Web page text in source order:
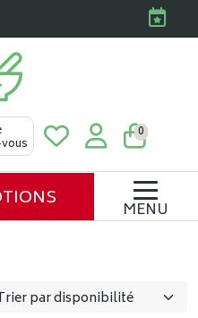
Pharmacies Clabots &
0
MENU